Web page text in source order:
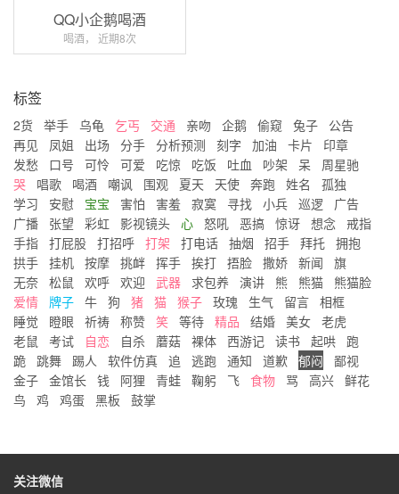
QQ小企鹅喝酒
喝酒， 近期8次
标签
2货 举手 乌龟 乞丐 交通 亲吻 企鹅 偷窥 兔子
公告
再见
凤姐 出场 分手 分析预测 刻字 加油 卡片
印章
发愁
口号 可怜 可爱 吃惊 吃饭 吐血 吵架 呆
周星驰
哭
唱歌 喝酒 嘲讽 围观 夏天 天使 奔跑 姓名
孤独
学习
安慰 宝宝 害怕 害羞 寂寞 寻找 小兵 巡逻
广告
广播
张望 彩虹 影视镜头 心 怒吼 恶搞 惊讶 想念
戒指
手指 打屁股 打招呼 打架 打电话 抽烟 招手 拜托 拥抱
拱手 挂机 按摩 挑衅 挥手 挨打 捂脸 撒娇 新闻
旗
无奈 松鼠 欢呼 欢迎 武器 求包养 演讲 熊 熊猫
熊猫脸
爱情 牌子 牛 狗 猪 猫 猴子 玫瑰 生气 留言 相框
睡觉
瞪眼 祈祷 称赞 笑 等待 精品 结婚 美女 老虎
老鼠
考试 自恋 自杀 蘑菇 裸体 西游记 读书 起哄
跑
跪
跳舞 踢人 软件仿真 追 逃跑 通知 道歉 郁闷
鄙视
金子 金馆长 钱 阿狸 青蛙 鞠躬 飞 食物 骂 高兴 鲜花
鸟
鸡 鸡蛋 黑板 鼓掌
关注微信